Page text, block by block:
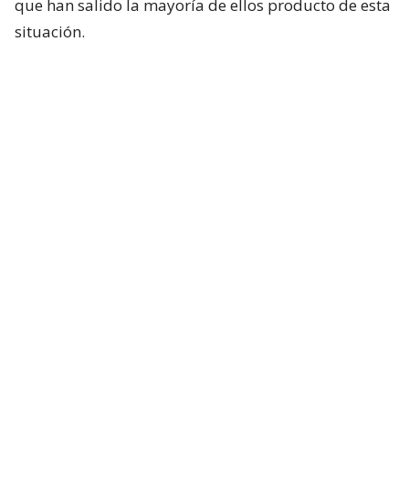
que han salido la mayoría de ellos producto de esta
situación.